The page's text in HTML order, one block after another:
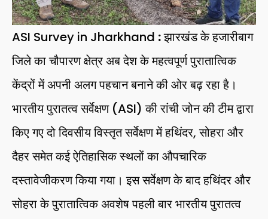
ASI Survey in Jharkhand :झारखंड के हजारीबाग
जिले का चौपारण क्षेत्र अब देश के महत्वपूर्ण पुरातात्विक
केंद्रों में अपनी अलग पहचान बनाने की ओर बढ़ रहा है।
भारतीय पुरातत्व सर्वेक्षण (ASI) की रांची जोन की टीम द्वारा
किए गए दो दिवसीय विस्तृत सर्वेक्षण में हथिंदर, सोहरा और
दैहर समेत कई ऐतिहासिक स्थलों का औपचारिक
दस्तावेजीकरण किया गया। इस सर्वेक्षण के बाद हथिंदर और
सोहरा के पुरातात्विक अवशेष पहली बार भारतीय पुरातत्व